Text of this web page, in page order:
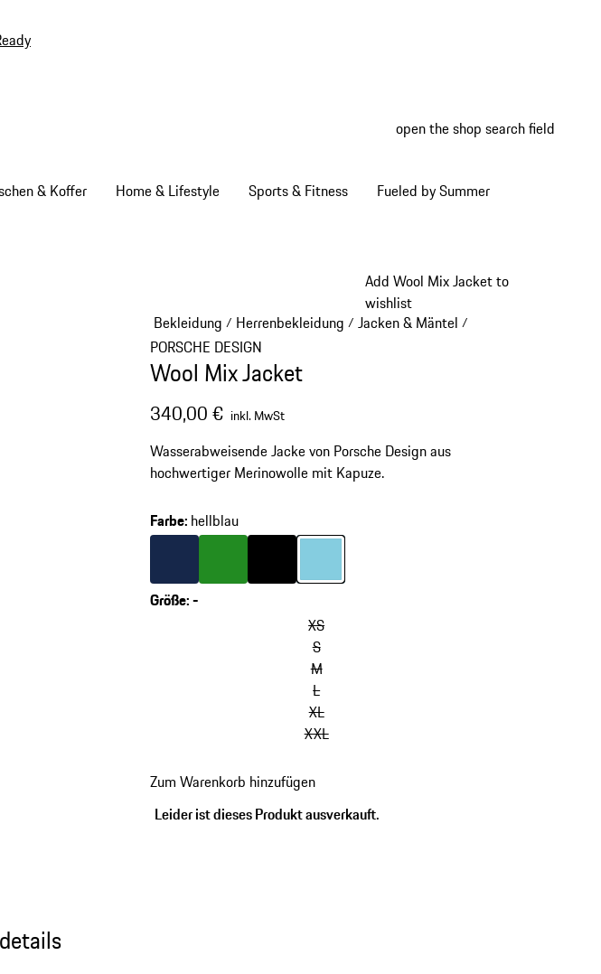
open the shop search field
& Koffer Home & Lifestyle Sports & Fitness Fueled by Summer
Add Wool Mix Jacket to
wishlist
Bekleidung / Herrenbekleidung / Jacken & Mäntel /
PORSCHE DESIGN
Wool Mix Jacket
340,00 € inkl. MwSt
Wasserabweisende Jacke von Porsche Design aus
hochwertiger Merinowolle mit Kapuze.
Farbe: hellblau
Farbe
dunkelblau
Farbe grün
Farbe schwarz
Farbehellblau
Größe:-
XS
S
M
L
XL
XXL
Zum Warenkorb hinzufügen
Leider ist dieses Produkt ausverkauft.